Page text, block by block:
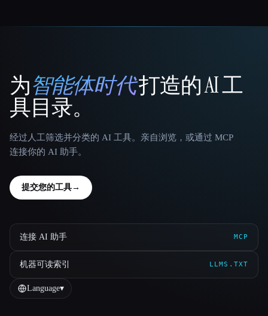
That AI Collection
为智能体时代打造的 AI 工
具目录。
经过人工筛选并分类的 AI 工具。亲自浏览，或通过 MCP
连接你的 AI 助手。
提交您的工具→
连接 AI 助手 MCP
机器可读索引 LLMS.TXT
Language▾